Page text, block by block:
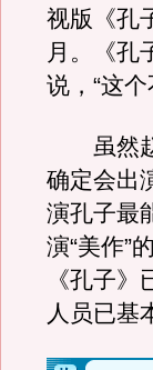
视版《孔
月。《孔
说，“这
虽然赵
确定会出
演孔子最
演“美作”
《孔子
人员已基